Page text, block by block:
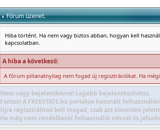
Fórum üzenet.
Hiba történt. Ha nem vagy biztos abban, hogyan kell
kapcsolatban.
A hiba a következő:
A fórum pillanatnyilag nem fogad új regisztrációkat. Ha
Nem vagy bejelentkezve! Lejjebb bejelentkezhetsz.
Fontos! A FREESTATE.hu portálon használt
Újra regisztrálnod kell magad, csak azt követően
Ha még nem rendelkezel felhasználói névvel és